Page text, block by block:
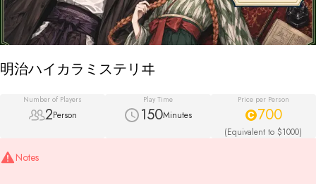
明治ハイカラミステリヰ
Number of Players
2Person
Play Time
150Minutes
Price per Person
700
(Equivalent to $1000)
Notes